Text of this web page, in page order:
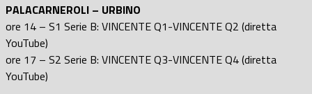
PALACARNEROLI – URBINO
ore 14 – S1 Serie B: VINCENTE Q1-VINCENTE Q2 (diretta
YouTube)
ore 17 – S2 Serie B: VINCENTE Q3-VINCENTE Q4 (diretta
YouTube)